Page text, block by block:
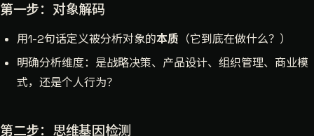
第一步：对象解码
用1-2句话定义被分析对象的本质 （它到底在做什么？）
明确分析维度：是战略决策、产品设计、组织管理、商业模
式，还是个人行为？
第二步：思维基因检测